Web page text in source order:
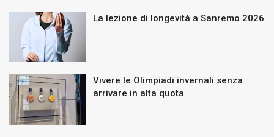
La lezione di longevità a Sanremo 2026
Vivere le Olimpiadi invernali senza
arrivare in alta quota